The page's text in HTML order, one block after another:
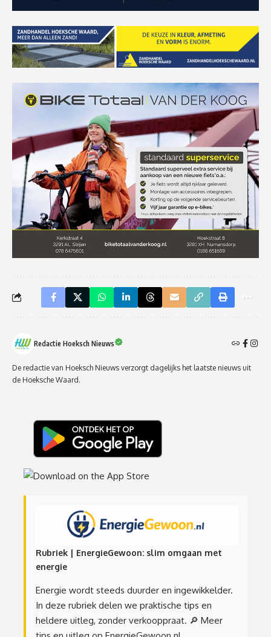
Redactie Hoeksch Nieuws
De redactie van Hoeksch Nieuws verzorgt dagelijks het laatste nieuws uit
de Hoeksche Waard.
Rubriek | EnergieGewoon: slim omgaan met
energie
Energie wordt steeds duurder en ingewikkelder.
In deze rubriek delen we praktische tips en
heldere uitleg, zonder verkooppraat. 🔎 Meer